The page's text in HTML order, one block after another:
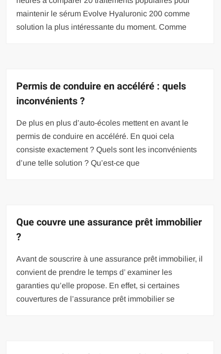
maintenir le sérum Evolve Hyaluronic 200 comme
solution la plus intéressante du moment. Comme
Permis de conduire en accéléré : quels
inconvénients ?
De plus en plus d’auto-écoles mettent en avant le
permis de conduire en accéléré. En quoi cela
consiste exactement ? Quels sont les inconvénients
d’une telle solution ? Qu’est-ce que
Que couvre une assurance prêt immobilier
?
Avant de souscrire à une assurance prêt immobilier, il
convient de prendre le temps d’ examiner les
garanties qu’elle propose. En effet, si certaines
couvertures de l’assurance prêt immobilier se